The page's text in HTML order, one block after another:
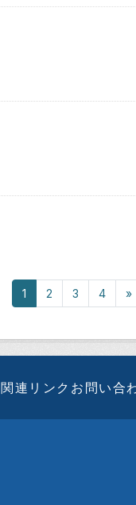
1 2 3 4 »
関連リンク お問い合